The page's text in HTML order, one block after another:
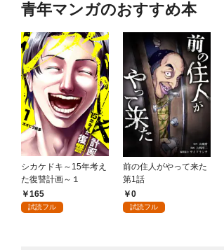
青年マンガのおすすめ本
シカケドキ～15年考え
た復讐計画～１
165
試読フル
前の住人がやって来た
第1話
0
試読フル